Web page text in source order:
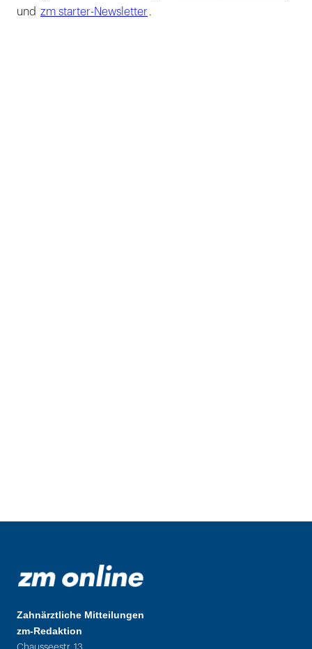
und zm starter-Newsletter .
Zahnärztliche Mitteilungen
zm-Redaktion